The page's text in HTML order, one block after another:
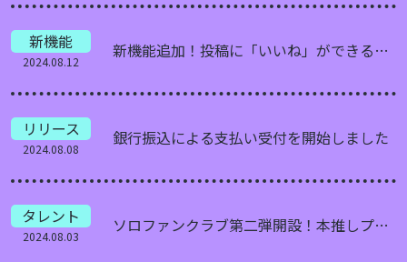
新機能
2024.08.12
新機能追加！投稿に「いいね」ができるようになりました
リリース
2024.08.08
銀行振込による支払い受付を開始しました
タレント
2024.08.03
ソロファンクラブ第二弾開設！本推しプラン「年払い」の入会受付開始